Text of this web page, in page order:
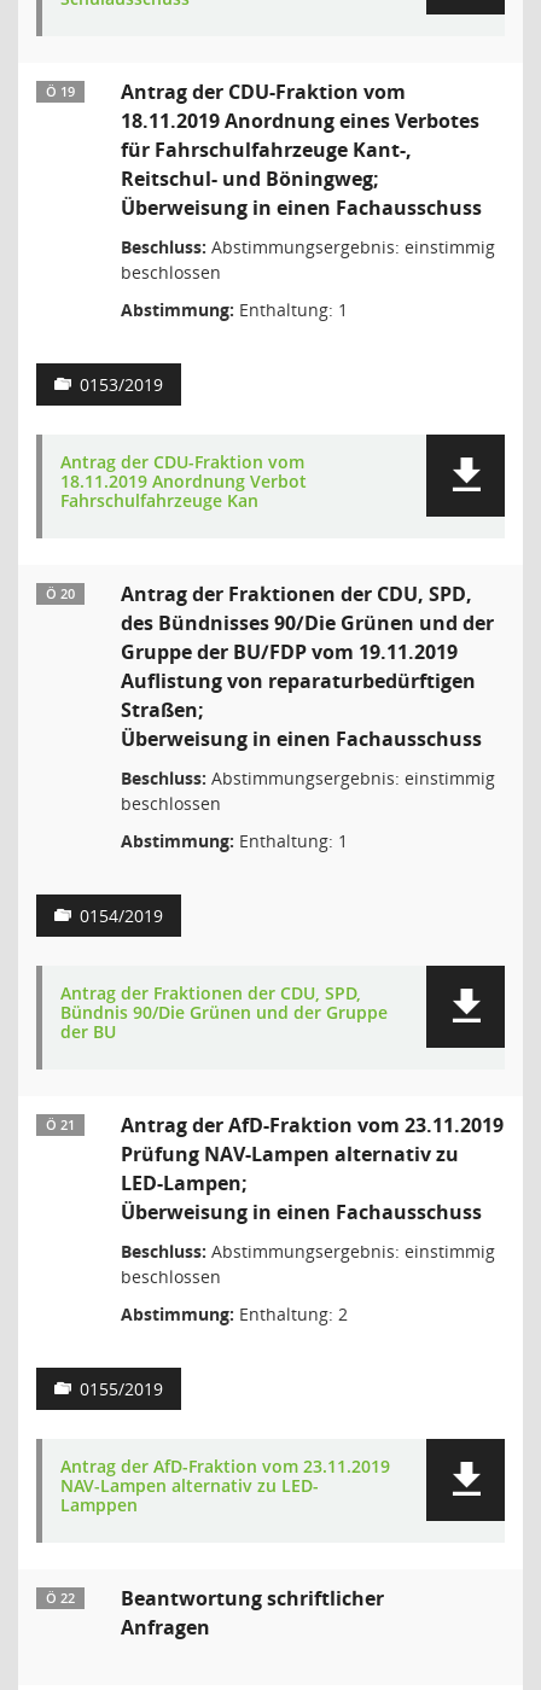
Ö 19
Antrag der CDU-Fraktion vom
18.11.2019 Anordnung eines Verbotes
für Fahrschulfahrzeuge Kant-,
Reitschul- und Böningweg;
Überweisung in einen Fachausschuss
Beschluss: Abstimmungsergebnis: einstimmig
beschlossen
Abstimmung: Enthaltung: 1
0153/2019
Antrag der CDU-Fraktion vom
18.11.2019 Anordnung Verbot
Fahrschulfahrzeuge Kan
Ö 20
Antrag der Fraktionen der CDU, SPD,
des Bündnisses 90/Die Grünen und der
Gruppe der BU/FDP vom 19.11.2019
Auflistung von reparaturbedürftigen
Straßen;
Überweisung in einen Fachausschuss
Beschluss: Abstimmungsergebnis: einstimmig
beschlossen
Abstimmung: Enthaltung: 1
0154/2019
Antrag der Fraktionen der CDU, SPD,
Bündnis 90/Die Grünen und der Gruppe
der BU
Ö 21
Antrag der AfD-Fraktion vom 23.11.2019
Prüfung NAV-Lampen alternativ zu
LED-Lampen;
Überweisung in einen Fachausschuss
Beschluss: Abstimmungsergebnis: einstimmig
beschlossen
Abstimmung: Enthaltung: 2
0155/2019
Antrag der AfD-Fraktion vom 23.11.2019
NAV-Lampen alternativ zu LED-
Lamppen
Ö 22
Beantwortung schriftlicher
Anfragen